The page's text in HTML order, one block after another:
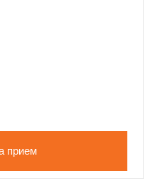
прием